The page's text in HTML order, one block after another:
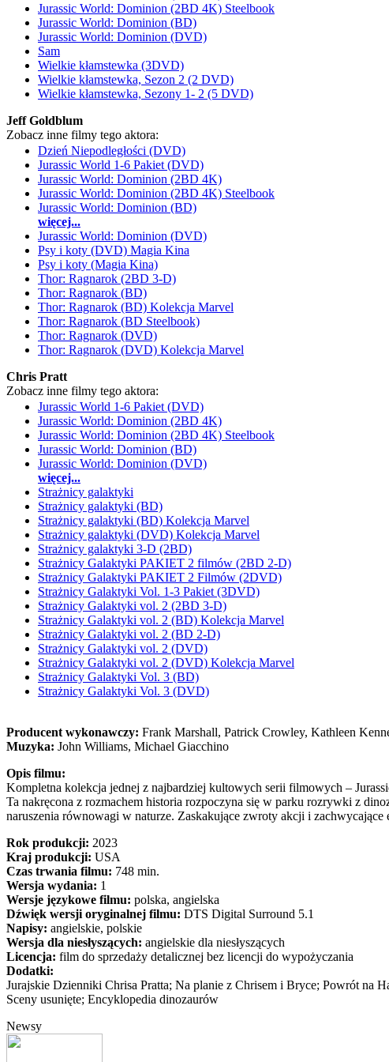
Jurassic World: Dominion (2BD 4K) Steelbook
Jurassic World: Dominion (BD)
Jurassic World: Dominion (DVD)
Sam
Wielkie kłamstewka (3DVD)
Wielkie kłamstewka, Sezon 2 (2 DVD)
Wielkie kłamstewka, Sezony 1- 2 (5 DVD)
Jeff Goldblum
Zobacz inne filmy tego aktora:
Dzień Niepodległości (DVD)
Jurassic World 1-6 Pakiet (DVD)
Jurassic World: Dominion (2BD 4K)
Jurassic World: Dominion (2BD 4K) Steelbook
Jurassic World: Dominion (BD)
więcej...
Jurassic World: Dominion (DVD)
Psy i koty (DVD) Magia Kina
Psy i koty (Magia Kina)
Thor: Ragnarok (2BD 3-D)
Thor: Ragnarok (BD)
Thor: Ragnarok (BD) Kolekcja Marvel
Thor: Ragnarok (BD Steelbook)
Thor: Ragnarok (DVD)
Thor: Ragnarok (DVD) Kolekcja Marvel
Chris Pratt
Zobacz inne filmy tego aktora:
Jurassic World 1-6 Pakiet (DVD)
Jurassic World: Dominion (2BD 4K)
Jurassic World: Dominion (2BD 4K) Steelbook
Jurassic World: Dominion (BD)
Jurassic World: Dominion (DVD)
więcej...
Strażnicy galaktyki
Strażnicy galaktyki (BD)
Strażnicy galaktyki (BD) Kolekcja Marvel
Strażnicy galaktyki (DVD) Kolekcja Marvel
Strażnicy galaktyki 3-D (2BD)
Strażnicy Galaktyki PAKIET 2 filmów (2BD 2-D)
Strażnicy Galaktyki PAKIET 2 Filmów (2DVD)
Strażnicy Galaktyki Vol. 1-3 Pakiet (3DVD)
Strażnicy Galaktyki vol. 2 (2BD 3-D)
Strażnicy Galaktyki vol. 2 (BD) Kolekcja Marvel
Strażnicy Galaktyki vol. 2 (BD 2-D)
Strażnicy Galaktyki vol. 2 (DVD)
Strażnicy Galaktyki vol. 2 (DVD) Kolekcja Marvel
Strażnicy Galaktyki Vol. 3 (BD)
Strażnicy Galaktyki Vol. 3 (DVD)
Producent wykonawczy: Frank Marshall, Patrick Crowley, Kathleen
Muzyka: John Williams, Michael Giacchino
Opis filmu:
Kompletna kolekcja jednej z najbardziej kultowych serii filmowych –
Ta nakręcona z rozmachem historia rozpoczyna się w parku rozrywki z
naruszenia równowagi w naturze. Zaskakujące zwroty akcji i
Rok produkcji: 2023
Kraj produkcji: USA
Czas trwania filmu: 748 min.
Wersja wydania: 1
Wersje językowe filmu: polska, angielska
Dźwięk wersji oryginalnej filmu: DTS Digital Surround 5.1
Napisy: angielskie, polskie
Wersja dla niesłyszących: angielskie dla niesłyszących
Licencja: film do sprzedaży detalicznej bez licencji do wypożyczania
Dodatki:
Jurajskie Dzienniki Chrisa Pratta; Na planie z Chrisem i Bryce; Powrót na
Sceny usunięte; Encyklopedia dinozaurów
Newsy